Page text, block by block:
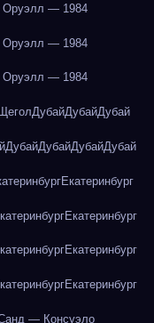
— 1984
— 1984
— 1984
ДубайДубайДубай
ДубайДубайДубайДубай
Екатеринбург
Екатеринбург
Екатеринбург
Екатеринбург
— Консуэло